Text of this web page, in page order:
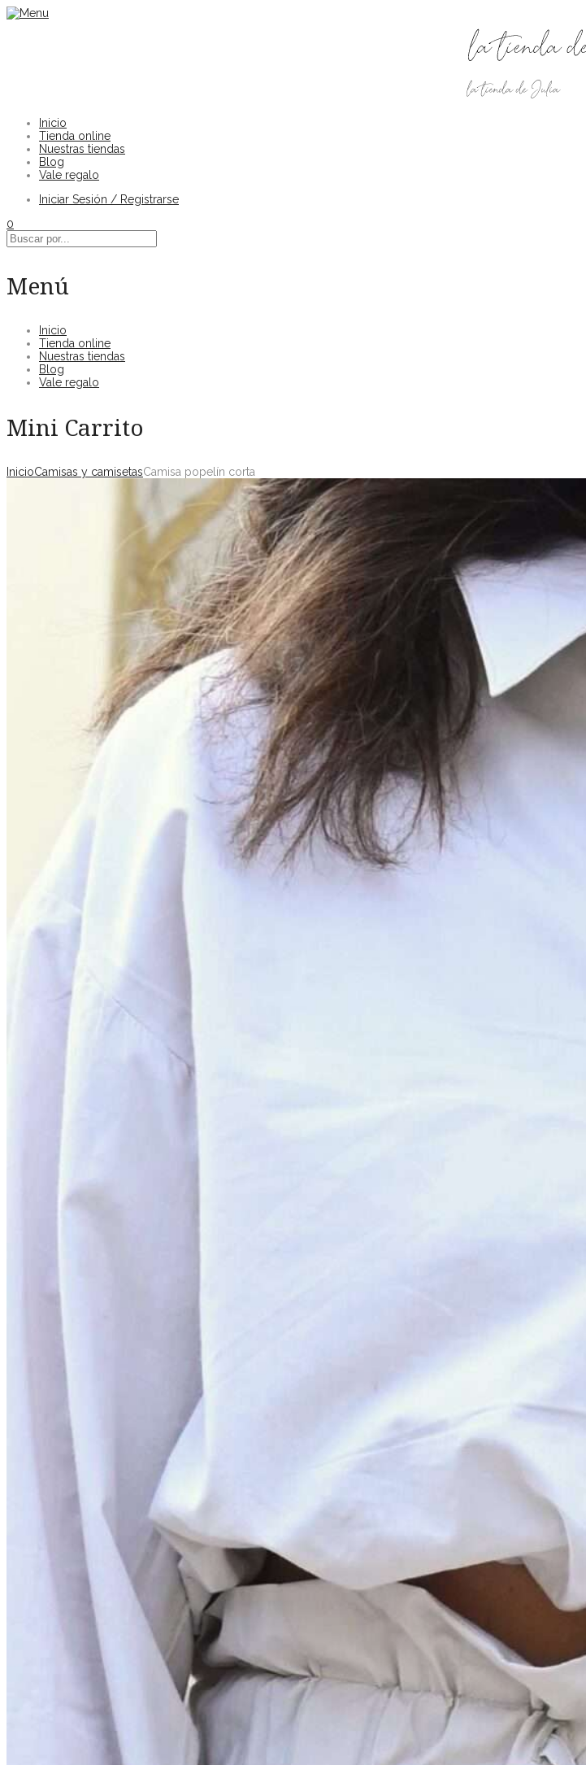
Inicio
Tienda online
Nuestras tiendas
Blog
Vale regalo
Iniciar Sesión / Registrarse
0
Menú
Inicio
Tienda online
Nuestras tiendas
Blog
Vale regalo
Mini Carrito
InicioCamisas y camisetasCamisa popelín corta